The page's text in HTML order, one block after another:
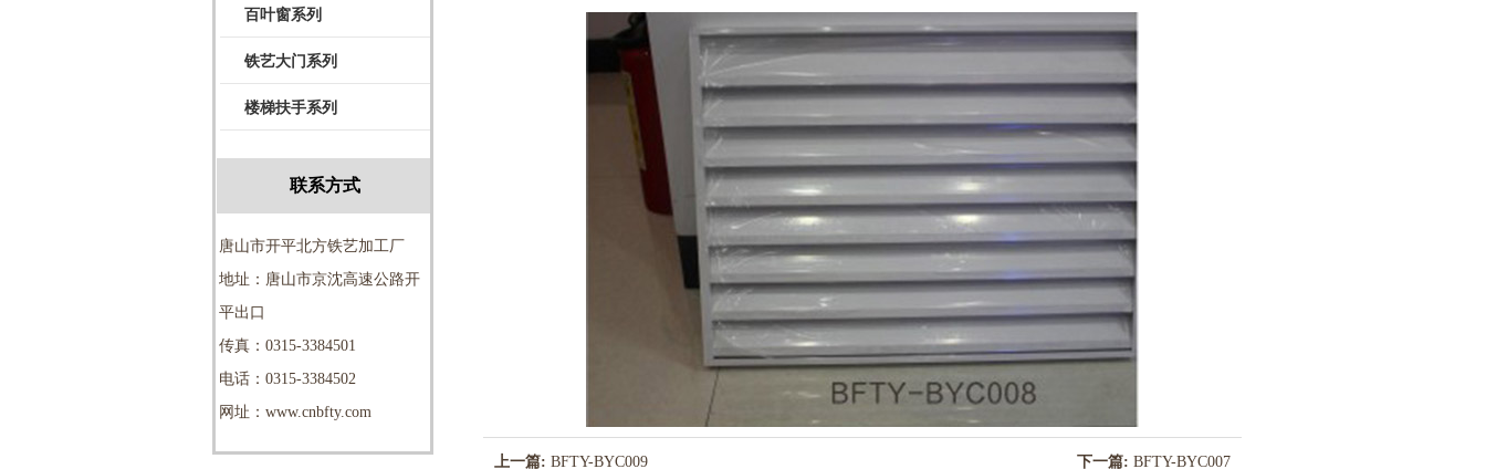
上一篇: BFTY-BYC009 下一篇: BFTY-BYC007
百叶窗系列
铁艺大门系列
楼梯扶手系列
联系方式
唐山市开平北方铁艺加工厂
地址：唐山市京沈高速公路开
平出口
传真：0315-3384501
电话：0315-3384502
网址：www.cnbfty.com